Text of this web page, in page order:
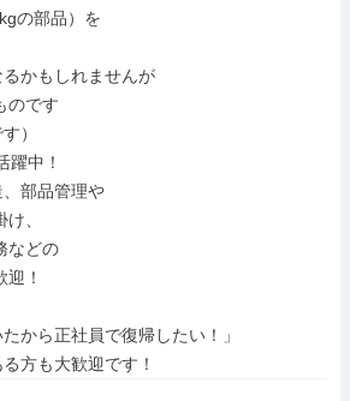
の部品）を
かもしれませんが
）
中！
部品管理や
から正社員で復帰したい！」
方も大歓迎です！